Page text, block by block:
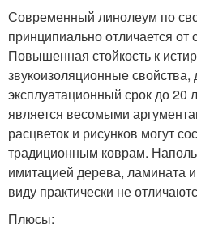
Современный линолеум по
принципиально отличается от
Повышенная стойкость к
звукоизоляционные свойства,
эксплуатационный срок до 20
является весомыми
расцветок и рисунков могут
традиционным коврам.
имитацией дерева, ламината
виду практически не
Плюсы: